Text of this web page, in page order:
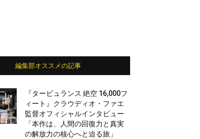
編集部オススメの記事
『タービュランス 絶空 16,000フ
ィート』クラウディオ・ファエ
監督オフィシャルインタビュー
「本作は、人間の回復力と真実
の解放力の核心へと迫る旅」